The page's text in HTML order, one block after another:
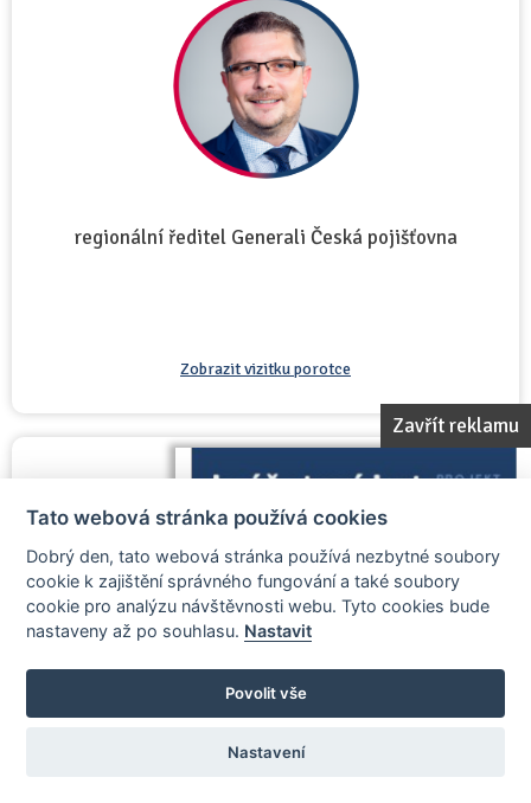
Zavřít reklamu
regionální ředitel Generali Česká pojišťovna
Zobrazit vizitku porotce
člen poroty
Tato webová stránka používá cookies
Dobrý den, tato webová stránka používá nezbytné soubory
cookie k zajištění správného fungování a také soubory
cookie pro analýzu návštěvnosti webu. Tyto cookies bude
nastaveny až po souhlasu. Nastavit
Povolit vše
Nastavení